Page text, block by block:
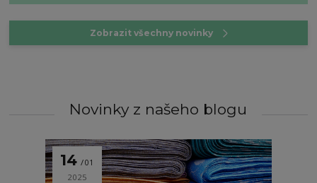
Zobrazit všechny novinky
Novinky z našeho blogu
14 01
2025